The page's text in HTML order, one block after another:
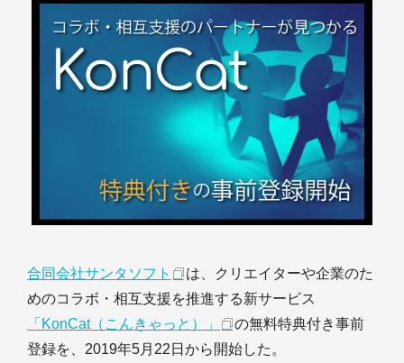
合同会社サンタソフト
は、クリエイターや企業のた
めのコラボ・相互支援を推進する新サービス
「KonCat（こんきゃっと）」
の無料特典付き事前
登録を、2019年5月22日から開始した。